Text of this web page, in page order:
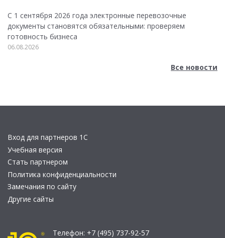
С 1 сентября 2026 года электронные перевозочные
документы становятся обязательными: проверяем
готовность бизнеса
06.08.2026
Все новости
Вход для партнеров 1С
Учебная версия
Стать партнером
Политика конфиденциальности
Замечания по сайту
Другие сайты
Телефон: +7 (495) 737-92-57